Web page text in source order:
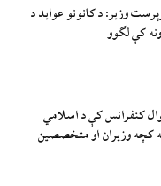
وزیر: د کانونو عواید د
کې لګوو
کنفرانس کې د اسلامي
کچه وزيران او متخصصين